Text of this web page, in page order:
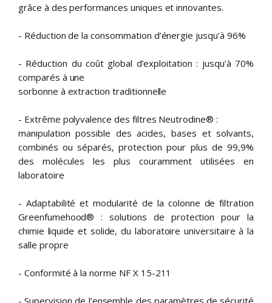
grâce à des performances uniques et innovantes.
- Réduction de la consommation d’énergie jusqu’à 96%
- Réduction du coût global d’exploitation : jusqu’à 70%
comparés à une
sorbonne à extraction traditionnelle
- Extrême polyvalence des filtres Neutrodine® :
manipulation possible des acides, bases et solvants,
combinés ou séparés, protection pour plus de 99,9%
des molécules les plus couramment utilisées en
laboratoire
- Adaptabilité et modularité de la colonne de filtration
Greenfumehood® : solutions de protection pour la
chimie liquide et solide, du laboratoire universitaire à la
salle propre
- Conformité à la norme NF X 15-211
- Supervision de l’ensemble des paramètres de sécurité